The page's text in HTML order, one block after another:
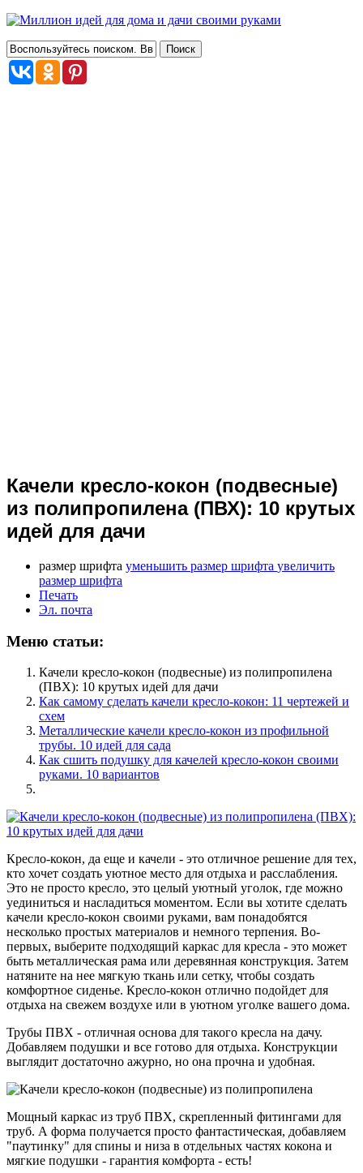
Качели кресло-кокон (подвесные)
из полипропилена (ПВХ): 10 крутых
идей для дачи
размер шрифта уменьшить размер шрифта увеличить
размер шрифта
Печать
Эл. почта
Меню статьи:
Качели кресло-кокон (подвесные) из полипропилена
(ПВХ): 10 крутых идей для дачи
Как самому сделать качели кресло-кокон: 11 чертежей и
схем
Металлические качели кресло-кокон из профильной
трубы. 10 идей для сада
Как сшить подушку для качелей кресло-кокон своими
руками. 10 вариантов
Кресло-кокон, да еще и качели - это отличное решение для тех,
кто хочет создать уютное место для отдыха и расслабления.
Это не просто кресло, это целый уютный уголок, где можно
уединиться и насладиться моментом. Если вы хотите сделать
качели кресло-кокон своими руками, вам понадобятся
несколько простых материалов и немного терпения. Во-
первых, выберите подходящий каркас для кресла - это может
быть металлическая рама или деревянная конструкция. Затем
натяните на нее мягкую ткань или сетку, чтобы создать
комфортное сиденье. Кресло-кокон отлично подойдет для
отдыха на свежем воздухе или в уютном уголке вашего дома.
Трубы ПВХ - отличная основа для такого кресла на дачу.
Добавляем подушки и все готово для отдыха. Конструкции
выглядит достаточно ажурно, но она прочна и удобная.
Мощный каркас из труб ПВХ, скрепленный фитингами для
труб. А форма получается просто фантастическая, добавляем
"паутинку" для спины и низа в отдельных частях кокона и
мягкие подушки - гарантия комфорта - есть!